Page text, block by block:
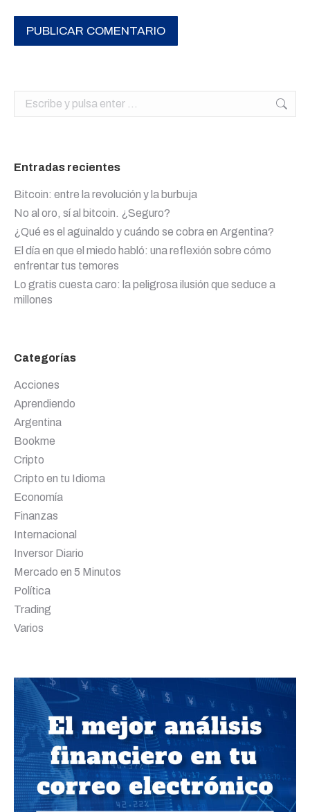
PUBLICAR COMENTARIO
Buscar:
Entradas recientes
Bitcoin: entre la revolución y la burbuja
No al oro, sí al bitcoin. ¿Seguro?
¿Qué es el aguinaldo y cuándo se cobra en Argentina?
El día en que el miedo habló: una reflexión sobre cómo
enfrentar tus temores
Lo gratis cuesta caro: la peligrosa ilusión que seduce a
millones
Categorías
Acciones
Aprendiendo
Argentina
Bookme
Cripto
Cripto en tu Idioma
Economía
Finanzas
Internacional
Inversor Diario
Mercado en 5 Minutos
Política
Trading
Varios